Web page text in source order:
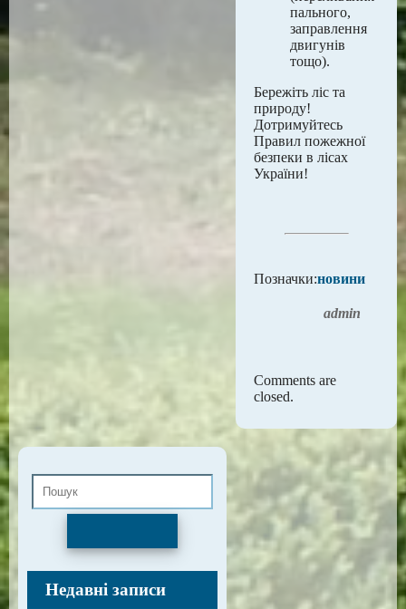
пального,
заправлення
двигунів
тощо).
Бережіть ліс та
природу!
Дотримуйтесь
Правил пожежної
безпеки в лісах
України!
Позначки:новини
admin
Comments are
closed.
Недавні записи